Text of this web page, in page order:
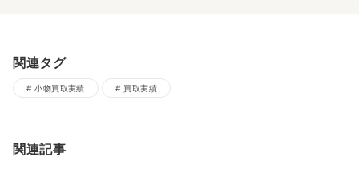
関連タグ
小物買取実績 買取実績
関連記事